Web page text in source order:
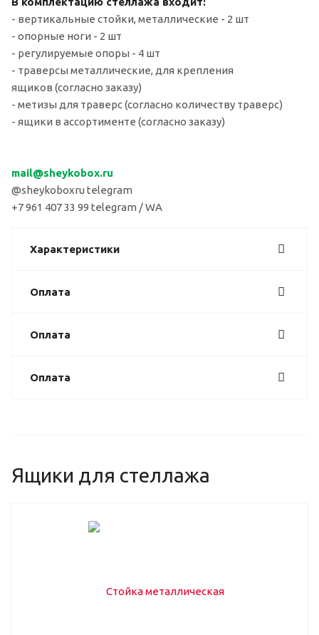
- вертикальные стойки, металлические - 2 шт
- опорные ноги - 2 шт
- регулируемые опоры - 4 шт
- траверсы металлические, для крепления
ящиков (согласно заказу)
- метизы для траверс (согласно количеству траверс)
- ящики в ассортименте (согласно заказу)
mail@sheykobox.ru
@sheykoboxru telegram
+7 961 407 33 99 telegram / WA
Характеристики
Оплата
Оплата
Оплата
Ящики для стеллажа